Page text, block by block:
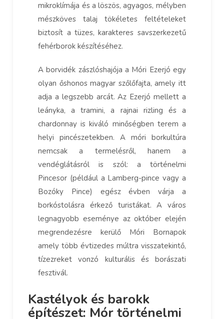
mikroklímája és a löszös, agyagos, mélyben
mészköves talaj tökéletes feltételeket
biztosít a tüzes, karakteres savszerkezetű
fehérborok készítéséhez.
A borvidék zászlóshajója a Móri Ezerjó egy
olyan őshonos magyar szőlőfajta, amely itt
adja a legszebb arcát. Az Ezerjó mellett a
leányka, a tramini, a rajnai rizling és a
chardonnay is kiváló minőségben terem a
helyi pincészetekben. A móri borkultúra
nemcsak a termelésről, hanem a
vendéglátásról is szól: a történelmi
Pincesor (például a Lamberg-pince vagy a
Bozóky Pince) egész évben várja a
borkóstolásra érkező turistákat. A város
legnagyobb eseménye az október elején
megrendezésre kerülő Móri Bornapok
amely több évtizedes múltra visszatekintő,
tízezreket vonzó kulturális és borászati
fesztivál.
Kastélyok és barokk
építészet: Mór történelmi